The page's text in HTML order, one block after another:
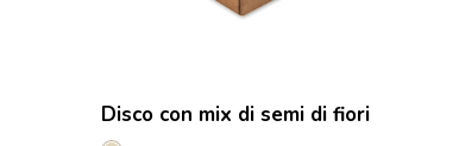
Disco con mix di semi di fiori